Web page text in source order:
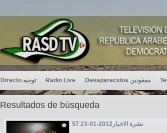
Directo توجيه Radio Live Desaparecidos مفقودين
Resultados de búsqueda
نشرة الاخبار2012-01-23 57